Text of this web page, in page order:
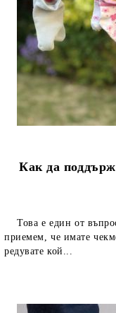
Как да
Това е един от
приемем, че имате
редувате кой...